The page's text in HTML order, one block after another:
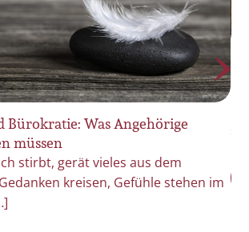
Bürokratie: Was Angehörige
müssen
stirbt, gerät vieles aus dem
kreisen, Gefühle stehen im